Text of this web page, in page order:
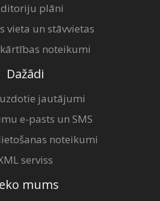
plāni
vieta un stāvvietas
noteikumi
Dažādi
jautājumi
e-pasts un SMS
noteikumi
serviss
mums